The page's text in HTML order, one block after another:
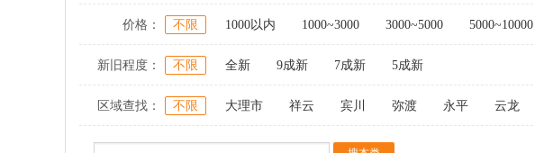
价格： 不限 1000以内 1000~3000 3000~5000 5000~10000
新旧程度： 不限 全新 9成新 7成新 5成新
区域查找： 不限 大理市 祥云 宾川 弥渡 永平 云龙